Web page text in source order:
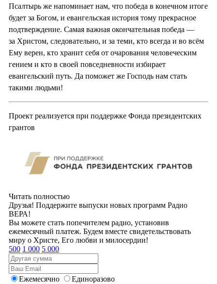
Псалтырь же напоминает нам, что победа в конечном итоге
будет за Богом, и евангельская история тому прекрасное
подтверждение. Самая важная окончательная победа —
за Христом, следовательно, и за теми, кто всегда и во всём
Ему верен, кто хранит себя от очарования человеческим
гением и кто в своей повседневности избирает
евангельский путь. Да поможет же Господь нам стать
такими людьми!
Проект реализуется при поддержке Фонда президентских
грантов
Читать полностью
Друзья! Поддержите выпуски новых программ Радио
ВЕРА!
Вы можете стать попечителем радио, установив
ежемесячный платеж. Будем вместе свидетельствовать
миру о Христе, Его любви и милосердии!
500 1 000 5 000
Ежемесячно
Единоразово